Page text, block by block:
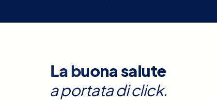
La buona salute
a portata di click.